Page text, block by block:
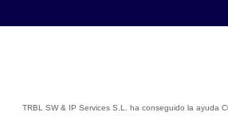
TRBL SW & IP Services S.L. ha conseguido la ayuda